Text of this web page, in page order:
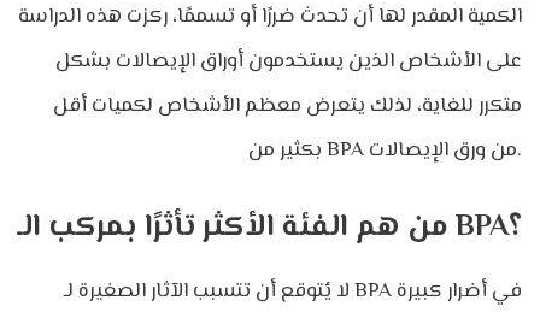
الكمية المقدر لها أن تحدث ضررًا أو تسممًا، ركزت هذه الدراسة
على الأشخاص الذين يستخدمون أوراق الإيصالات بشكل
متكرر للغاية، لذلك يتعرض معظم الأشخاص لكميات أقل
بكثير من BPA من ورق الإيصالات.
من هم الفئة الأكثر تأثرًا بمركب الـ BPA؟
لا يُتوقع أن تتسبب الآثار الصغيرة لـ BPA في أضرار كبيرة